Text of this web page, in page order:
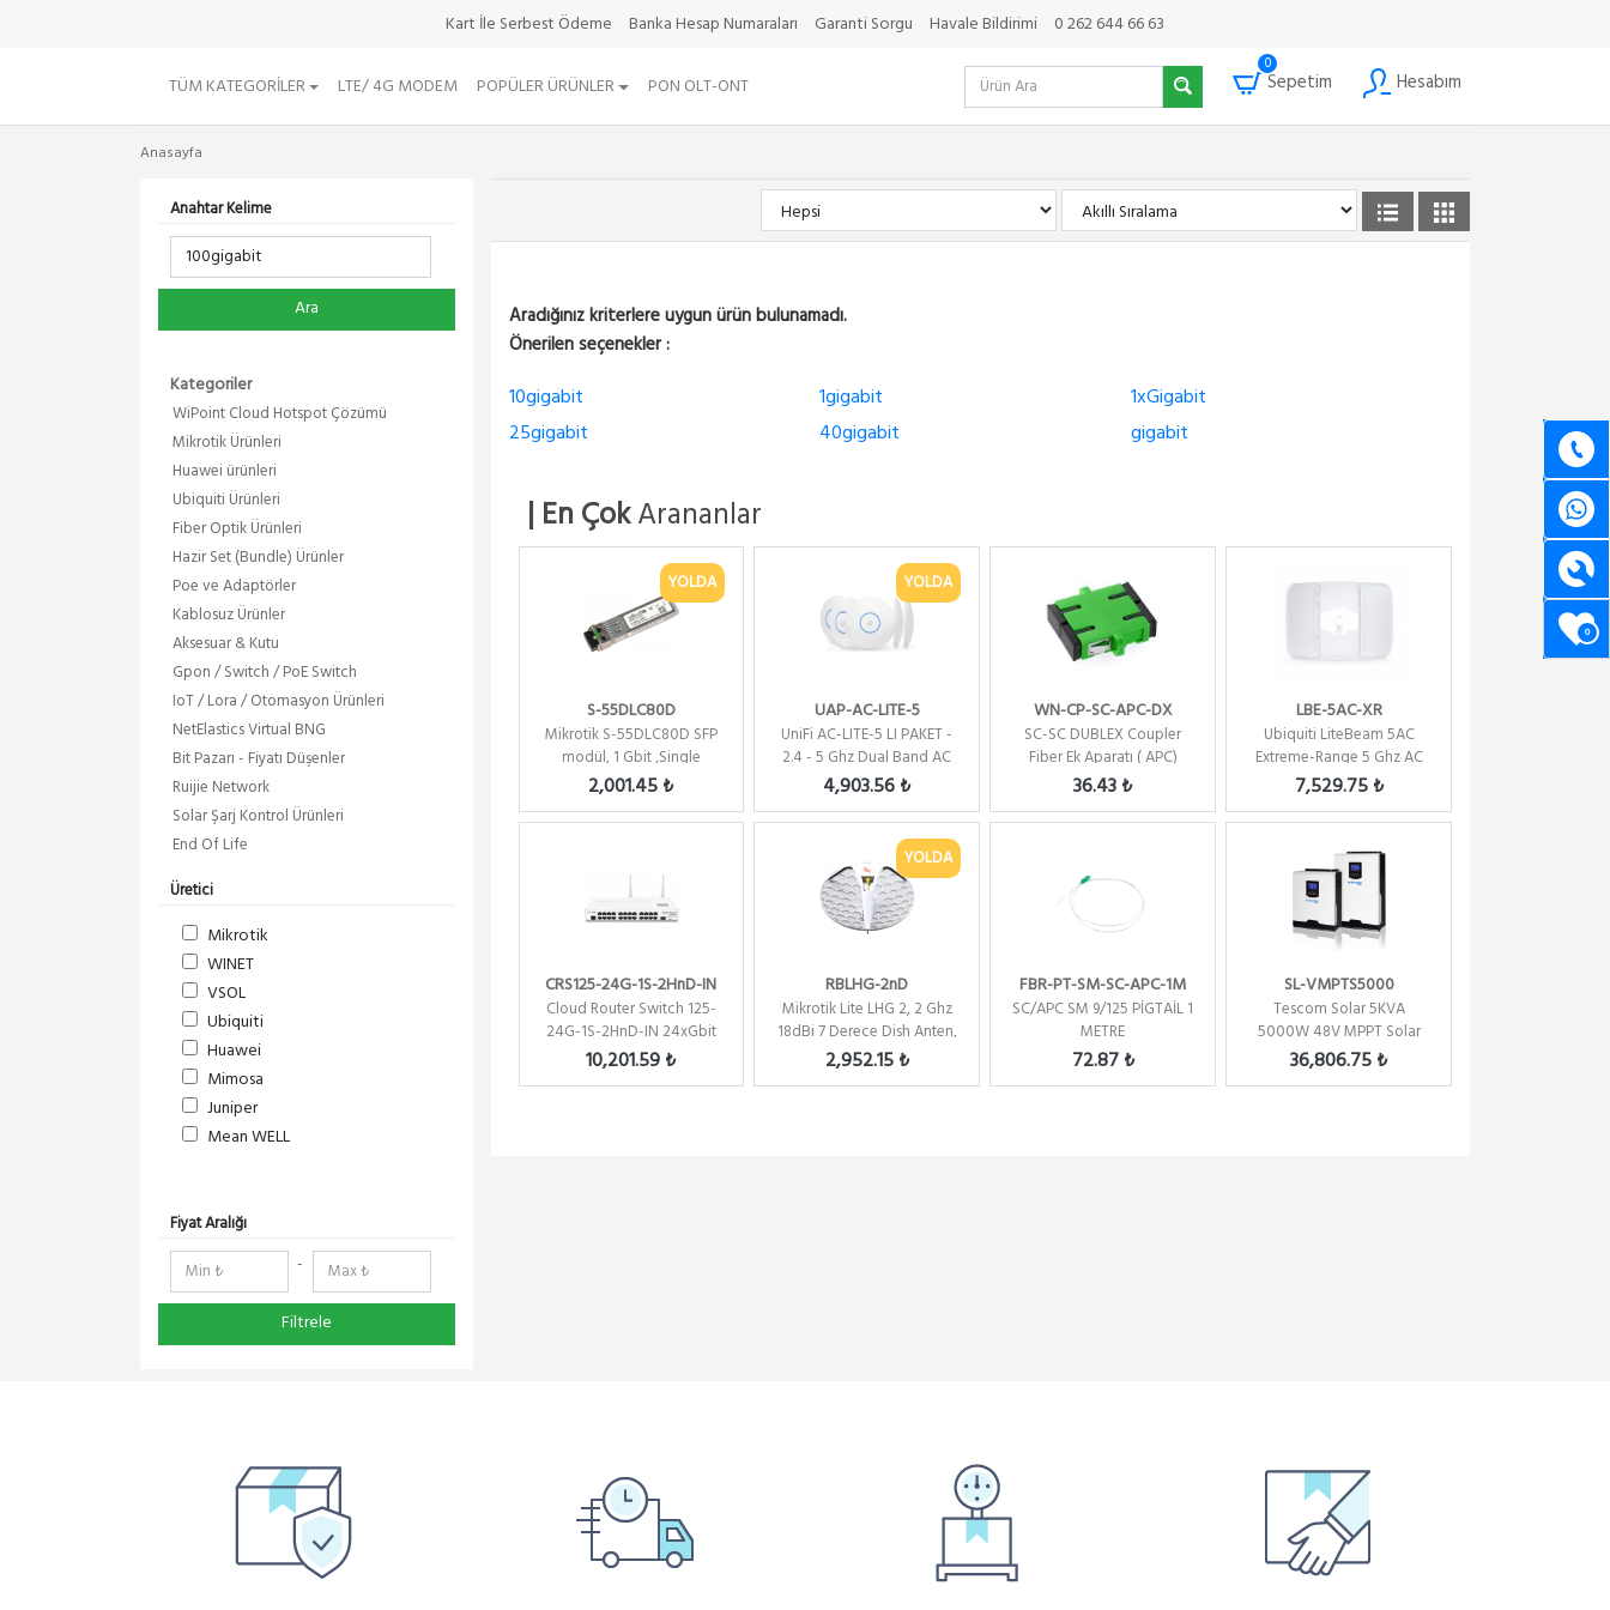
Kart İle Serbest Ödeme Banka Hesap Numaraları Garanti Sorgu Havale Bildirimi 0 262 644 66 63
TÜM KATEGORILER LTE/ 4G MODEM POPÜLER ÜRÜNLER PON OLT-ONT
0
Sepetim Hesabım
0
Anasayfa
Anahtar Kelime
Ara
Kategoriler
WiPoint Cloud Hotspot Çözümü
Mikrotik Ürünleri
Huawei ürünleri
Ubiquiti Ürünleri
Fiber Optik Ürünleri
Hazir Set (Bundle) Ürünler
Poe ve Adaptörler
Kablosuz Ürünler
Aksesuar & Kutu
Gpon / Switch / PoE Switch
IoT / Lora / Otomasyon Ürünleri
NetElastics Virtual BNG
Bit Pazarı - Fiyatı Düşenler
Ruijie Network
Solar Şarj Kontrol Ürünleri
End Of Life
Üretici
Mikrotik
WINET
VSOL
Ubiquiti
Huawei
Mimosa
Juniper
Mean WELL
RedLine
RF Elements
NetElastic
Paessler
TENDA
Extralink
Schneider Electric
DMA-SOFT
Fiyat Aralığı
-
Filtrele
Aradığınız kriterlere uygun ürün bulunamadı.
Önerilen seçenekler :
10gigabit 1gigabit
1xGigabit
25gigabit
40gigabit gigabit
| En ÇokArananlar
YOLDA
S-55DLC80D
Mikrotik S-55DLC80D SFP
modül, 1 Gbit ,Single
Mod(SM), 1.25G,80KM ...
2,001.45 ₺
YOLDA
UAP-AC-LITE-5
UniFi AC-LITE-5 LI PAKET -
2.4 - 5 Ghz Dual Band AC
Lite Edition ...
4,903.56 ₺
WN-CP-SC-APC-DX
SC-SC DUBLEX Coupler
Fiber Ek Aparatı ( APC)
36.43 ₺
LBE-5AC-XR
Ubiquiti LiteBeam 5AC
Extreme-Range 5 Ghz AC
30KM Menzil Dış Orta...
7,529.75 ₺
CRS125-24G-1S-2HnD-IN
Cloud Router Switch 125-
24G-1S-2HnD-IN 24xGbit
Lan, 1xSFP, 2.4Ghz...
10,201.59 ₺
YOLDA
RBLHG-2nD
Mikrotik Lite LHG 2, 2 Ghz
18dBi 7 Derece Dish Anten,
2x2 802.11an...
2,952.15 ₺
FBR-PT-SM-SC-APC-1M
SC/APC SM 9/125 PİGTAİL 1
METRE
72.87 ₺
SL-VMPTS5000
Tescom Solar 5KVA
5000W 48V MPPT Solar
Inverter VMPTS5000
36,806.75 ₺